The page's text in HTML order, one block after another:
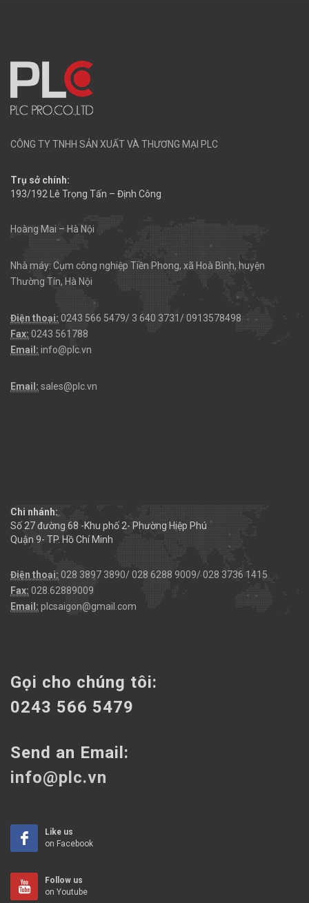
CÔNG TY TNHH SẢN XUẤT VÀ THƯƠNG MẠI PLC
Trụ sở chính:
193/192 Lê Trọng Tấn – Định Công
Hoàng Mai – Hà Nội
Nhà máy: Cụm công nghiệp Tiền Phong, xã Hoà Bình, huyện
Thường Tín, Hà Nội
Điện thoại: 0243 566 5479/ 3 640 3731/ 0913578498
Fax: 0243 561788
Email: info@plc.vn
Email: sales@plc.vn
Chi nhánh:
Số 27 đường 68 -Khu phố 2- Phường Hiệp Phú
Quận 9- TP. Hồ Chí Minh
Điện thoại: 028 3897 3890/ 028 6288 9009/ 028 3736 1415
Fax: 028.62889009
Email: plcsaigon@gmail.com
Gọi cho chúng tôi:
0243 566 5479
Send an Email:
info@plc.vn
Like us
on Facebook
Follow us
on Youtube